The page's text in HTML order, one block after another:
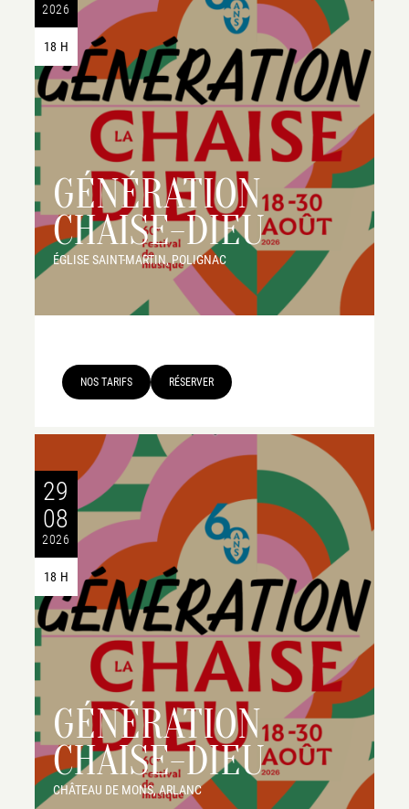
2026
18 H
GÉNÉRATION
CHAISE-DIEU
ÉGLISE SAINT-MARTIN, POLIGNAC
NOS TARIFS RÉSERVER
29
08
2026
18 H
GÉNÉRATION
CHAISE-DIEU
CHÂTEAU DE MONS, ARLANC